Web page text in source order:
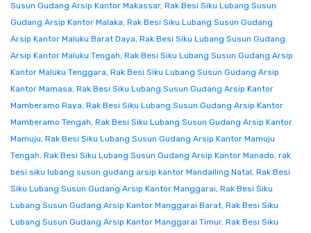
Susun Gudang Arsip Kantor Makassar, Rak Besi Siku Lubang Susun
Gudang Arsip Kantor Malaka, Rak Besi Siku Lubang Susun Gudang
Arsip Kantor Maluku Barat Daya, Rak Besi Siku Lubang Susun Gudang
Arsip Kantor Maluku Tengah, Rak Besi Siku Lubang Susun Gudang Arsip
Kantor Maluku Tenggara, Rak Besi Siku Lubang Susun Gudang Arsip
Kantor Mamasa, Rak Besi Siku Lubang Susun Gudang Arsip Kantor
Mamberamo Raya, Rak Besi Siku Lubang Susun Gudang Arsip Kantor
Mamberamo Tengah, Rak Besi Siku Lubang Susun Gudang Arsip Kantor
Mamuju, Rak Besi Siku Lubang Susun Gudang Arsip Kantor Mamuju
Tengah, Rak Besi Siku Lubang Susun Gudang Arsip Kantor Manado, rak
besi siku lubang susun gudang arsip kantor Mandailing Natal, Rak Besi
Siku Lubang Susun Gudang Arsip Kantor Manggarai, Rak Besi Siku
Lubang Susun Gudang Arsip Kantor Manggarai Barat, Rak Besi Siku
Lubang Susun Gudang Arsip Kantor Manggarai Timur, Rak Besi Siku